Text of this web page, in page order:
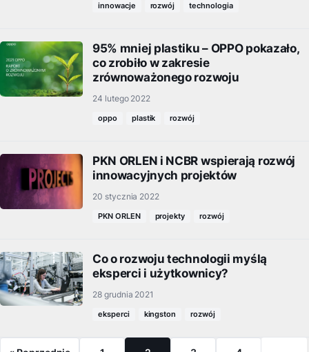
innowacje rozwój technologia
95% mniej plastiku – OPPO pokazało,
co zrobiło w zakresie
zrównoważonego rozwoju
24 lutego 2022
oppo plastik rozwój
PKN ORLEN i NCBR wspierają rozwój
innowacyjnych projektów
20 stycznia 2022
PKN ORLEN projekty rozwój
Co o rozwoju technologii myślą
eksperci i użytkownicy?
28 grudnia 2021
eksperci kingston rozwój